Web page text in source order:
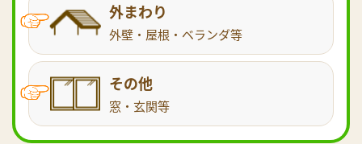
外まわり
外壁・屋根・ベランダ等
その他
窓・玄関等